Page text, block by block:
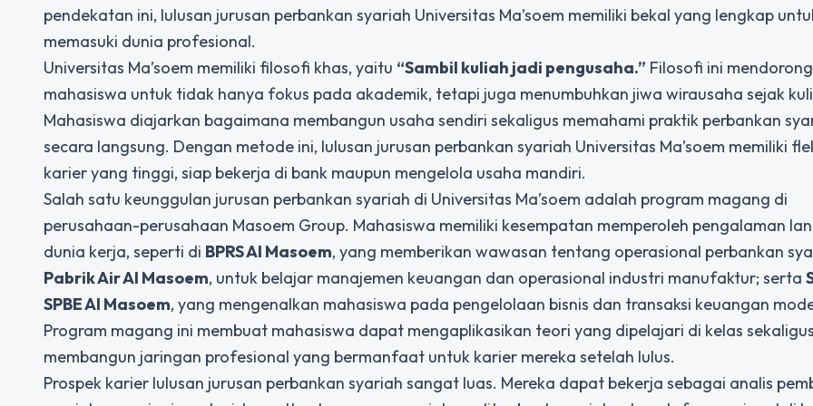
pendekatan ini, lulusan jurusan perbankan syariah Universitas Ma’soem memiliki bekal yang lengkap
memasuki dunia profesional.
Universitas Ma’soem memiliki filosofi khas, yaitu “Sambil kuliah jadi pengusaha.” Filosofi ini mendorong
mahasiswa untuk tidak hanya fokus pada akademik, tetapi juga menumbuhkan jiwa wirausaha sejak
Mahasiswa diajarkan bagaimana membangun usaha sendiri sekaligus memahami praktik perbankan
secara langsung. Dengan metode ini, lulusan jurusan perbankan syariah Universitas Ma’soem memiliki
karier yang tinggi, siap bekerja di bank maupun mengelola usaha mandiri.
Salah satu keunggulan jurusan perbankan syariah di Universitas Ma’soem adalah program magang di
perusahaan-perusahaan Masoem Group. Mahasiswa memiliki kesempatan memperoleh pengalaman
dunia kerja, seperti di BPRS Al Masoem, yang memberikan wawasan tentang operasional perbankan
Pabrik Air Al Masoem, untuk belajar manajemen keuangan dan operasional industri manufaktur; serta
SPBE Al Masoem, yang mengenalkan mahasiswa pada pengelolaan bisnis dan transaksi keuangan
Program magang ini membuat mahasiswa dapat mengaplikasikan teori yang dipelajari di kelas
membangun jaringan profesional yang bermanfaat untuk karier mereka setelah lulus.
Prospek karier lulusan jurusan perbankan syariah sangat luas. Mereka dapat bekerja sebagai analis